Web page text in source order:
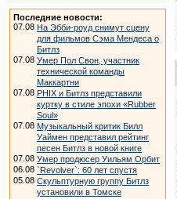
Последние новости:
07.08 На Эбби-роуд снимут сцену
для фильмов Сэма Мендеса о
Битлз
07.08 Умер Пол Свон, участник
технической команды
Маккартни
07.08 PHIX и Битлз представили
куртку в стиле эпохи «Rubber
Soul»
07.08 Музыкальный критик Билл
Уаймен представил рейтинг
песен Битлз в новой книге
07.08 Умер продюсер Уильям Орбит
06.08 `Revolver`: 60 лет спустя
05.08 Скульптурную группу Битлз
установили в Томске